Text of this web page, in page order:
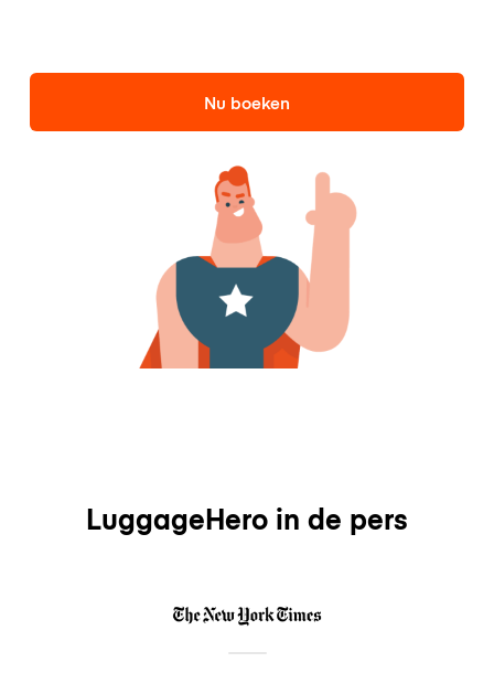
Nu boeken
LuggageHero in de pers